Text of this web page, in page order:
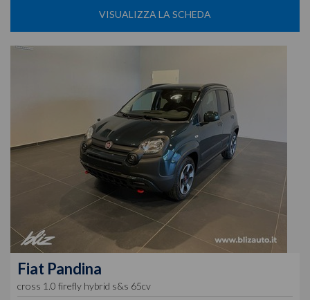
VISUALIZZA LA SCHEDA
Fiat Pandina
cross 1.0 firefly hybrid s&s 65cv